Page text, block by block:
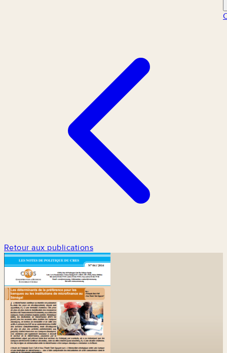
Retour aux publications